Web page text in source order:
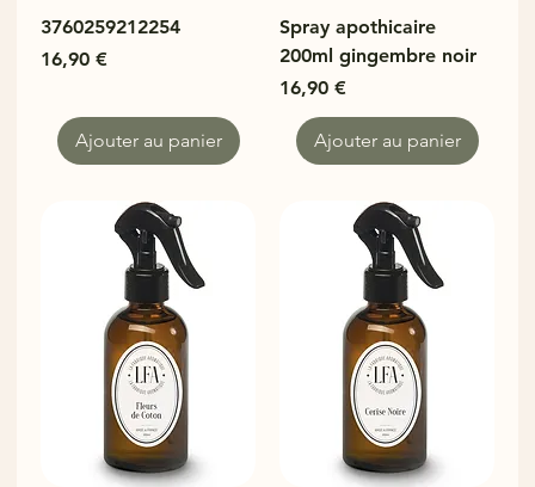
3760259212254
Prix
16,90 €
Ajouter au panier
Spray apothicaire
200ml gingembre noir
Prix
16,90 €
Ajouter au panier